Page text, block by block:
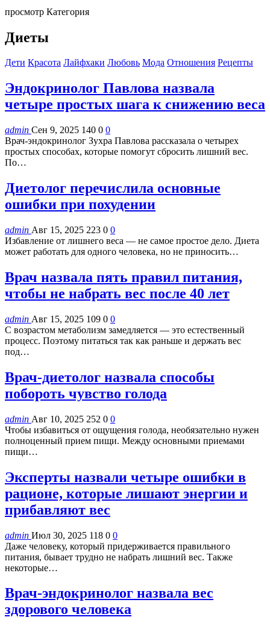
просмотр Категория
Диеты
Дети Красота Лайфхаки Любовь Мода Отношения Рецепты
Эндокринолог Павлова назвала
четыре простых шага к снижению веса
admin Сен 9, 2025 140 0 0
Врач-эндокринолог Зухра Павлова рассказала о четырех
простых способах, которые помогут сбросить лишний вес.
По…
Диетолог перечислила основные
ошибки при похудении
admin Авг 15, 2025 223 0 0
Избавление от лишнего веса — не самое простое дело. Диета
может работать для одного человека, но не приносить…
Врач назвала пять правил питания,
чтобы не набрать вес после 40 лет
admin Авг 15, 2025 109 0 0
С возрастом метаболизм замедляется — это естественный
процесс. Поэтому питаться так как раньше и держать вес
под…
Врач-диетолог назвала способы
побороть чувство голода
admin Авг 10, 2025 252 0 0
Чтобы избавиться от ощущения голода, необязательно нужен
полноценный прием пищи. Между основными приемами
пищи…
Эксперты назвали четыре ошибки в
рационе, которые лишают энергии и
прибавляют вес
admin Июл 30, 2025 118 0 0
Даже человеку, который придерживается правильного
питания, бывает трудно не набрать лишний вес. Также
некоторые…
Врач-эндокринолог назвала вес
здорового человека